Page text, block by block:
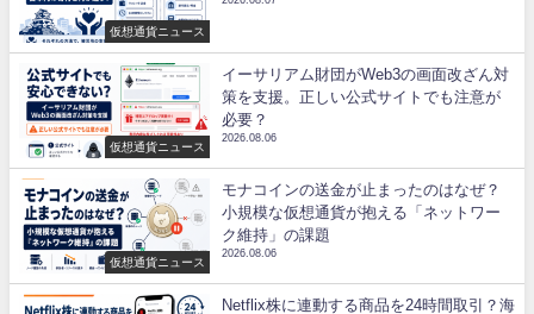
仮想通貨ニュース
仮想通貨ニュース
イーサリアム財団がWeb3の画面改ざん対
策を支援。正しい公式サイトでも注意が
必要？
2026.08.06
仮想通貨ニュース
モナコインの送金が止まったのはなぜ？
小規模な仮想通貨が抱える「ネットワー
ク維持」の課題
2026.08.06
Netflix株に連動する商品を24時間取引？海